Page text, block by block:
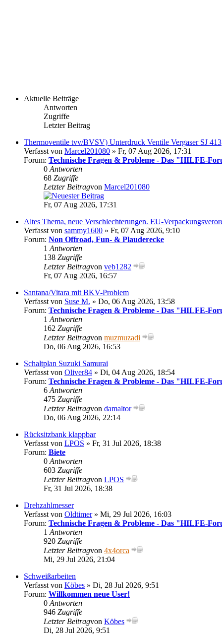
Aktuelle Beiträge
Antworten
Zugriffe
Letzter Beitrag
Thermoventile tvv/BVSV) Unterdruck Ventile Vergaser SJ 413
Verfasst von Marcel201080 » Fr, 07 Aug 2026, 17:31
Forum: Technische Fragen & Probleme - Das "HILFE-
0 Antworten
68 Zugriffe
Letzter Beitragvon Marcel201080
Fr, 07 Aug 2026, 17:31
Altes Thema, neue Verschlechterungen. EU-
Verfasst von sammy1600 » Fr, 07 Aug 2026, 9:10
Forum: Non Offroad, Fun- & Plauderecke
1 Antworten
138 Zugriffe
Letzter Beitragvon veb1282
Fr, 07 Aug 2026, 16:57
Santana/Vitara mit BKV-Problem
Verfasst von Suse M. » Do, 06 Aug 2026, 13:58
Forum: Technische Fragen & Probleme - Das "HILFE-
1 Antworten
162 Zugriffe
Letzter Beitragvon muzmuzadi
Do, 06 Aug 2026, 16:53
Schaltplan Suzuki Samurai
Verfasst von Oliver84 » Di, 04 Aug 2026, 18:54
Forum: Technische Fragen & Probleme - Das "HILFE-
6 Antworten
475 Zugriffe
Letzter Beitragvon damaltor
Do, 06 Aug 2026, 22:14
Rücksitzbank klappbar
Verfasst von LPOS » Fr, 31 Jul 2026, 18:38
Forum: Biete
0 Antworten
603 Zugriffe
Letzter Beitragvon LPOS
Fr, 31 Jul 2026, 18:38
Drehzahlmesser
Verfasst von Oldtimer» Mi, 29 Jul 2026, 16:03
Forum: Technische Fragen & Probleme - Das "HILFE-
1 Antworten
920 Zugriffe
Letzter Beitragvon 4x4orca
Mi, 29 Jul 2026, 21:04
Schweißarbeiten
Verfasst von Köbes » Di, 28 Jul 2026, 9:51
Forum: Willkommen neue User!
0 Antworten
946 Zugriffe
Letzter Beitragvon Köbes
Di, 28 Jul 2026, 9:51